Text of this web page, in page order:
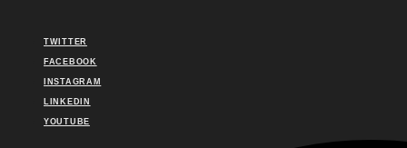
TWITTER
FACEBOOK
INSTAGRAM
LINKEDIN
YOUTUBE